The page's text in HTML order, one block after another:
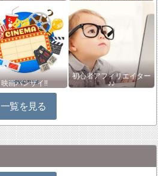
映画バンザイ!!
初心者アフィリエイター
♪♪
一覧を見る